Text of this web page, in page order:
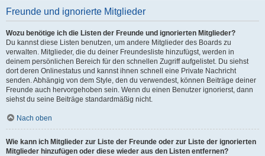
Freunde und ignorierte Mitglieder
Wozu benötige ich die Listen der Freunde und ignorierten Mitglieder?
Du kannst diese Listen benutzen, um andere Mitglieder des Boards zu
verwalten. Mitglieder, die du deiner Freundesliste hinzufügst, werden in
deinem persönlichen Bereich für den schnellen Zugriff aufgelistet. Du siehst
dort deren Onlinestatus und kannst ihnen schnell eine Private Nachricht
senden. Abhängig von dem Style, den du verwendest, können Beiträge deiner
Freunde auch hervorgehoben sein. Wenn du einen Benutzer ignorierst, dann
siehst du seine Beiträge standardmäßig nicht.
Nach oben
Wie kann ich Mitglieder zur Liste der Freunde oder zur Liste der ignorierten
Mitglieder hinzufügen oder diese wieder aus den Listen entfernen?